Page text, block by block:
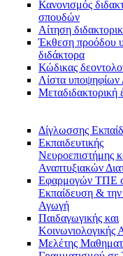
Κανονισμός
σπουδών
Αίτηση
Έκθεση προόδου
διδάκτορα
Κώδικας
Λίστα υποψηφίων
Μεταδιδακτορική
Δίγλωσσης
Εκπαιδευτικής
Νευροεπιστήμης
Αναπτυξιακών
Εφαρμογών ΤΠΕ
Εκπαίδευση & την
Αγωγή
Παιδαγωγικής και
Κοινωνιολογικής
Μελέτης